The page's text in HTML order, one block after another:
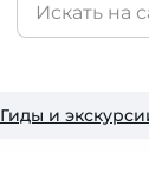
Гиды и